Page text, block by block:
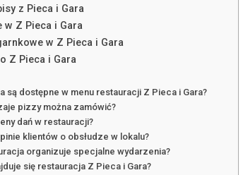
z Pieca i Gara
w Z Pieca i Gara
w Z Pieca i Gara
Z Pieca i Gara
są dostępne w menu restauracji Z Pieca i Gara?
pizzy można zamówić?
dań w restauracji?
klientów o obsłudze w lokalu?
organizuje specjalne wydarzenia?
się restauracja Z Pieca i Gara?